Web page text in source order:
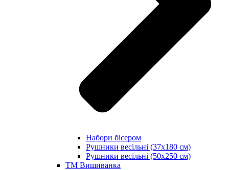
Набори бісером
Рушники весільні (37х180 см)
Рушники весільні (50х250 см)
ТМ Вишиванка